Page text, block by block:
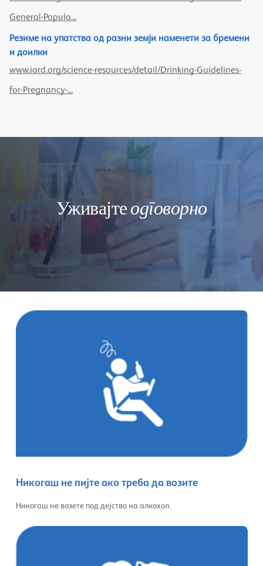
General-Popula...
Резиме на упатства од разни земји наменети за бремени
и доилки
www.iard.org/science-resources/detail/Drinking-Guidelines-
for-Pregnancy-...
Уживајтеодговорно
Никогаш не пијте ако треба да возите
Никогаш не возете под дејство на алкохол.